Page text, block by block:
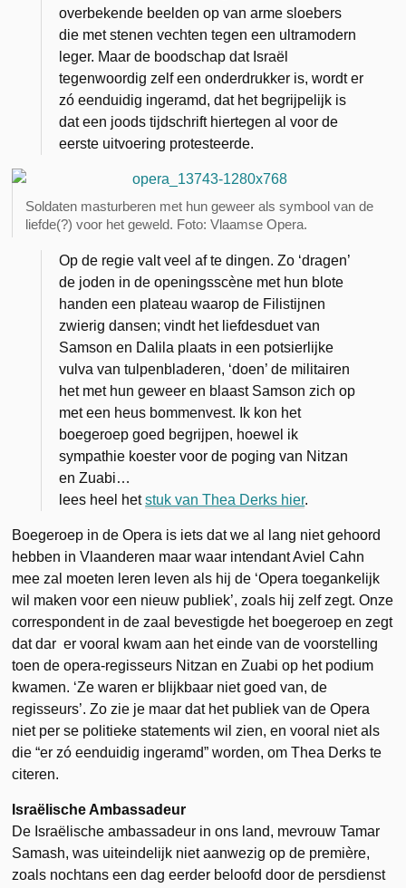
overbekende beelden op van arme sloebers
die met stenen vechten tegen een ultramodern
leger. Maar de boodschap dat Israël
tegenwoordig zelf een onderdrukker is, wordt er
zó eenduidig ingeramd, dat het begrijpelijk is
dat een joods tijdschrift hiertegen al voor de
eerste uitvoering protesteerde.
Soldaten masturberen met hun geweer als symbool van de
liefde(?) voor het geweld. Foto: Vlaamse Opera.
Op de regie valt veel af te dingen. Zo ‘dragen’
de joden in de openingsscène met hun blote
handen een plateau waarop de Filistijnen
zwierig dansen; vindt het liefdesduet van
Samson en Dalila plaats in een potsierlijke
vulva van tulpenbladeren, ‘doen’ de militairen
het met hun geweer en blaast Samson zich op
met een heus bommenvest. Ik kon het
boegeroep goed begrijpen, hoewel ik
sympathie koester voor de poging van Nitzan
en Zuabi…
lees heel hetstuk van Thea Derks hier.
Boegeroep in de Opera is iets dat we al lang niet gehoord
hebben in Vlaanderen maar waar intendant Aviel Cahn
mee zal moeten leren leven als hij de ‘Opera toegankelijk
wil maken voor een nieuw publiek’, zoals hij zelf zegt. Onze
correspondent in de zaal bevestigde het boegeroep en zegt
dat dar er vooral kwam aan het einde van de voorstelling
toen de opera-regisseurs Nitzan en Zuabi op het podium
kwamen. ‘Ze waren er blijkbaar niet goed van, de
regisseurs’. Zo zie je maar dat het publiek van de Opera
niet per se politieke statements wil zien, en vooral niet als
die “er zó eenduidig ingeramd” worden, om Thea Derks te
citeren.
Israëlische Ambassadeur
De Israëlische ambassadeur in ons land, mevrouw Tamar
Samash, was uiteindelijk niet aanwezig op de première,
zoals nochtans een dag eerder beloofd door de persdienst